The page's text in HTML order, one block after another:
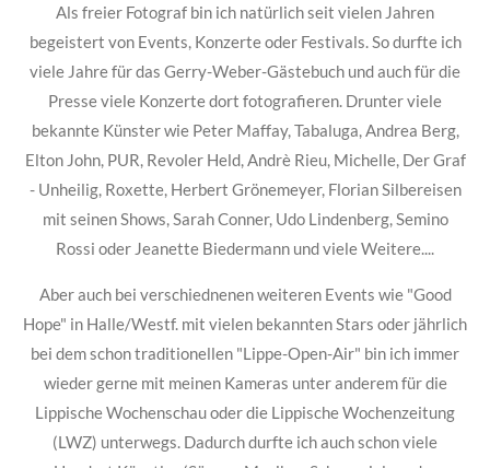
Als freier Fotograf bin ich natürlich seit vielen Jahren
begeistert von Events, Konzerte oder Festivals. So durfte ich
viele Jahre für das Gerry-Weber-Gästebuch und auch für die
Presse viele Konzerte dort fotografieren. Drunter viele
bekannte Künster wie Peter Maffay, Tabaluga, Andrea Berg,
Elton John, PUR, Revoler Held, Andrè Rieu, Michelle, Der Graf
- Unheilig, Roxette, Herbert Grönemeyer, Florian Silbereisen
mit seinen Shows, Sarah Conner, Udo Lindenberg, Semino
Rossi oder Jeanette Biedermann und viele Weitere....
Aber auch bei verschiednenen weiteren Events wie "Good
Hope" in Halle/Westf. mit vielen bekannten Stars oder jährlich
bei dem schon traditionellen "Lippe-Open-Air" bin ich immer
wieder gerne mit meinen Kameras unter anderem für die
Lippische Wochenschau oder die Lippische Wochenzeitung
(LWZ) unterwegs. Dadurch durfte ich auch schon viele